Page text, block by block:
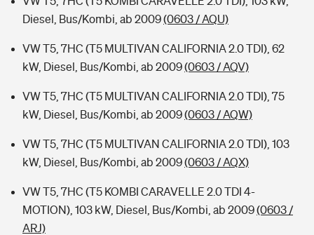
Diesel, Bus/Kombi, ab 2009(0603 / AQU)
VW T5, 7HC (T5 MULTIVAN CALIFORNIA 2.0 TDI), 62
kW, Diesel, Bus/Kombi, ab 2009(0603 / AQV)
VW T5, 7HC (T5 MULTIVAN CALIFORNIA 2.0 TDI), 75
kW, Diesel, Bus/Kombi, ab 2009(0603 / AQW)
VW T5, 7HC (T5 MULTIVAN CALIFORNIA 2.0 TDI), 103
kW, Diesel, Bus/Kombi, ab 2009(0603 / AQX)
VW T5, 7HC (T5 KOMBI CARAVELLE 2.0 TDI 4-
MOTION), 103 kW, Diesel, Bus/Kombi, ab 2009(0603 /
ARJ)